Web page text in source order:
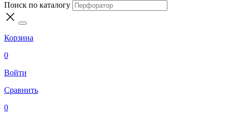
Поиск по каталогу
Корзина
0
Войти
Сравнить
0